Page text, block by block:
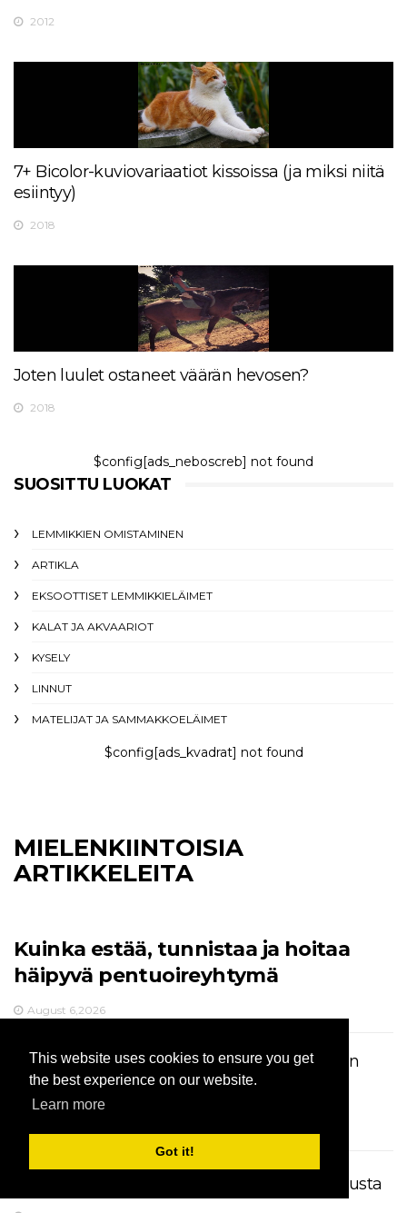
This website uses cookies to ensure you get
the best experience on our website.
Learn more
Got it!
2012
7+ Bicolor-kuviovariaatiot kissoissa (ja miksi niitä
esiintyy)
2018
Joten luulet ostaneet väärän hevosen?
2018
$config[ads_neboscreb] not found
SUOSITTU LUOKAT
LEMMIKKIEN OMISTAMINEN
ARTIKLA
EKSOOTTISET LEMMIKKIELÄIMET
KALAT JA AKVAARIOT
KYSELY
LINNUT
MATELIJAT JA SAMMAKKOELÄIMET
$config[ads_kvadrat] not found
MIELENKIINTOISIA
ARTIKKELEITA
Kuinka estää, tunnistaa ja hoitaa
häipyvä pentuoireyhtymä
August 6,2026
Newfoundlandin koiranpennun aloittaminen
vesityössä
Kuinka parantaa koirien erottumisen ahdistusta